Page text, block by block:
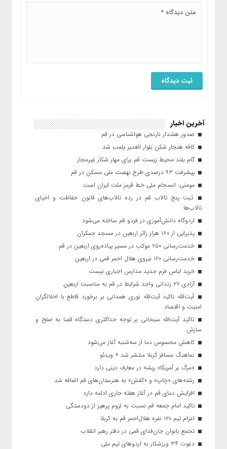
آخرین اخبار
صدور هشدار نارنجی هواشناسی در قم
کافه هنجار شکن بلوار الغدیر پلمب شد
گام بلند محیط زیست قم برای مهار شکار غیرمجاز
پیشرفت ۹۳ درصدی طرح نهضت ملی مسکن در قم
مومنی: انسجام ملی خط قرمز ملت ایران است
ثبت پنج تالاب قم در رده تالاب‌های قانون حفاظت و احیای
تالاب‌ها
اردوگاه دانش‌آموزی در فردو قم ساخته می‌شود
پذیرایی از ۱۸۰ هزار زائر اربعین در مسجد جمکران
خدمت‌رسانی ۲۵۰ موکب در مسیر پیاده‌روی اربعین در قم
خدمت‌رسانی ۱۲۰ نیروی هلال احمر قمی در اربعین
خرید لباس فرم جدید مدارس اجباری نیست
آزادی ۲۷ زندانی واجد شرایط در قم به مناسبت اربعین
آیت‌الله تاکید آیت‌الله نوری همدانی بر برخورد قاطع با اخلالگران
امنیت و اقتصاد
تاکید آیت‌الله‌ سبحانی بر توجه حداکثری دستگاه قضا به صلح و
سازش
کاهش محسوس دما از سه‌شنبه آغاز می‌شود
نماهنگ مسافر کربلا منتشر شد + ویدئو
«مرگ بر آمریکا» ریشه در معارف دینی دارد
رشته‌های «چاپ» و «کفش» به هنرستان‌های قم اضافه شد
افزایش دمای قم در آغاز هفته جاری ادامه دارد
تاکید امام جمعه قم نسبت به لزوم پرهیز از دودستگی
اعزام تیم ۱۲۰ نفره هلال‌احمر قم به کربلا
تجمع بانوان جان‌فدای قمی در دفتر رهبر انقلاب
دعوت ۳۴ ورزشکار به اردوهای تیم ملی